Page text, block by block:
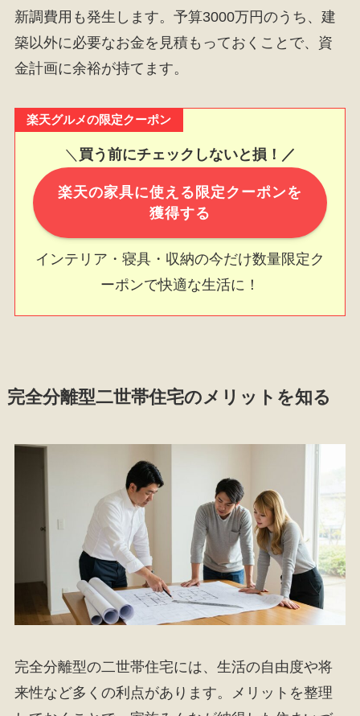
新調費用も発生します。予算3000万円のうち、建
築以外に必要なお金を見積もっておくことで、資
金計画に余裕が持てます。
楽天グルメの限定クーポン
＼ 買う前にチェックしないと損！／
楽天の家具に使える限定クーポンを
獲得する
インテリア・寝具・収納の今だけ数量限定ク
ーポンで快適な生活に！
完全分離型二世帯住宅のメリットを知る
完全分離型の二世帯住宅には、生活の自由度や将
来性など多くの利点があります。メリットを整理